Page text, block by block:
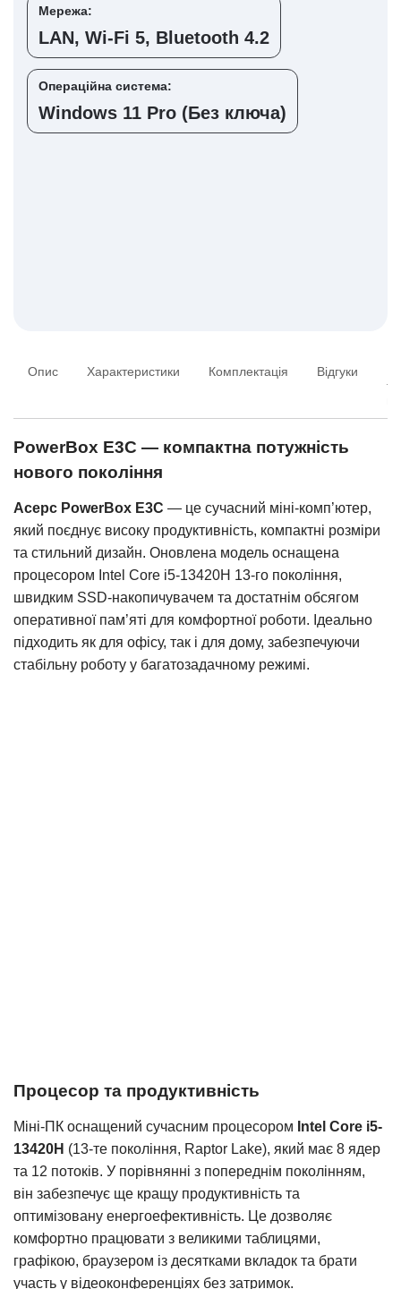
Мережа:
LAN, Wi-Fi 5, Bluetooth 4.2
Операційна система:
Windows 11 Pro (Без ключа)
Опис Характеристики Комплектація Відгуки
та
PowerBox E3C — компактна потужність
нового покоління
Acepc PowerBox E3C — це сучасний міні-комп’ютер,
який поєднує високу продуктивність, компактні розміри
та стильний дизайн. Оновлена модель оснащена
процесором Intel Core i5-13420H 13-го покоління,
швидким SSD-накопичувачем та достатнім обсягом
оперативної пам’яті для комфортної роботи. Ідеально
підходить як для офісу, так і для дому, забезпечуючи
стабільну роботу у багатозадачному режимі.
Процесор та продуктивність
Міні-ПК оснащений сучасним процесором Intel Core i5-
13420H (13-те покоління, Raptor Lake), який має 8 ядер
та 12 потоків. У порівнянні з попереднім поколінням,
він забезпечує ще кращу продуктивність та
оптимізовану енергоефективність. Це дозволяє
комфортно працювати з великими таблицями,
графікою, браузером із десятками вкладок та брати
участь у відеоконференціях без затримок.